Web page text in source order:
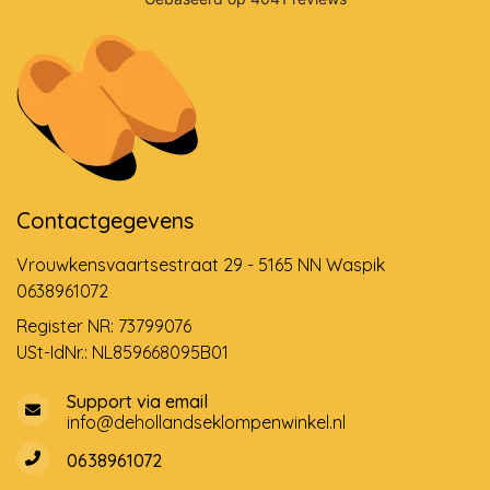
Contactgegevens
Vrouwkensvaartsestraat 29 - 5165 NN Waspik
0638961072
Register NR: 73799076
USt-IdNr.: NL859668095B01
Support via email
info@dehollandseklompenwinkel.nl
0638961072